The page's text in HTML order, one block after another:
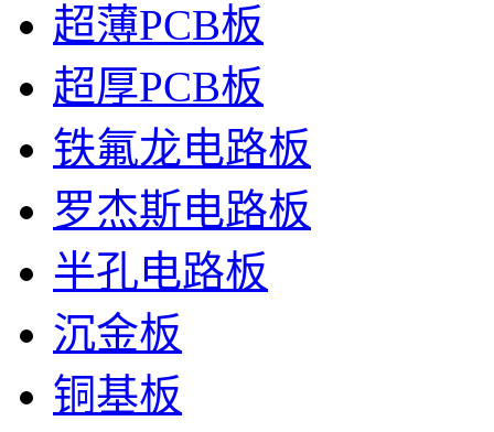
超薄PCB板
超厚PCB板
铁氟龙电路板
罗杰斯电路板
半孔电路板
沉金板
铜基板